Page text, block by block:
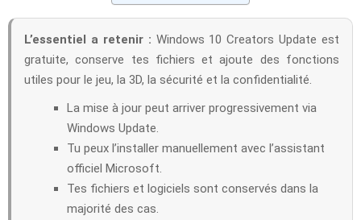
L’essentiel a retenir : Windows 10 Creators Update est
gratuite, conserve tes fichiers et ajoute des fonctions
utiles pour le jeu, la 3D, la sécurité et la confidentialité.
La mise à jour peut arriver progressivement via
Windows Update.
Tu peux l’installer manuellement avec l’assistant
officiel Microsoft.
Tes fichiers et logiciels sont conservés dans la
majorité des cas.